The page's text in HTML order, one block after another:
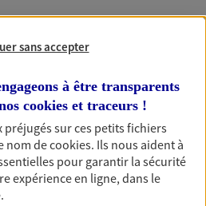
sans accepter
à être transparents
cookies et traceurs !
préjugés sur ces petits fichiers
nom decookies. Ils nous aident à
pour garantir la sécurité
expérience en ligne, dans le